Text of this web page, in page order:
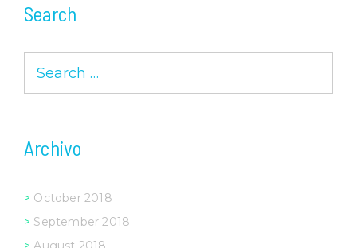
Search
for:
Archivo
October 2018
September 2018